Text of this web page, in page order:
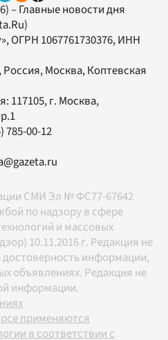
– Главные новости дня
, ОГРН 1067761730376, ИНН
Россия, Москва, Коптевская
117105, г. Москва,
785-00-12
СМИ Эл № ФС77-67642
по надзору в сфере
и массовых
10.11.2016 г. Редакция не
достоверность информации,
объявлениях. Редакция не
информации.
применяются
в соответствии с